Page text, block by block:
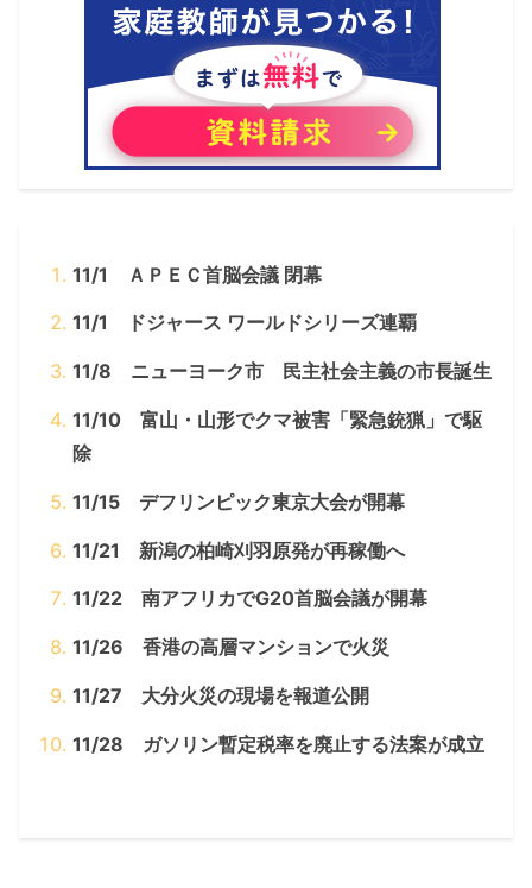
11/1 ＡＰＥＣ首脳会議 閉幕
11/1 ドジャース ワールドシリーズ連覇
11/8 ニューヨーク市 民主社会主義の市長誕生
11/10 富山・山形でクマ被害「緊急銃猟」で駆
除
11/15 デフリンピック東京大会が開幕
11/21 新潟の柏崎刈羽原発が再稼働へ
11/22 南アフリカでG20首脳会議が開幕
11/26 香港の高層マンションで火災
11/27 大分火災の現場を報道公開
11/28 ガソリン暫定税率を廃止する法案が成立